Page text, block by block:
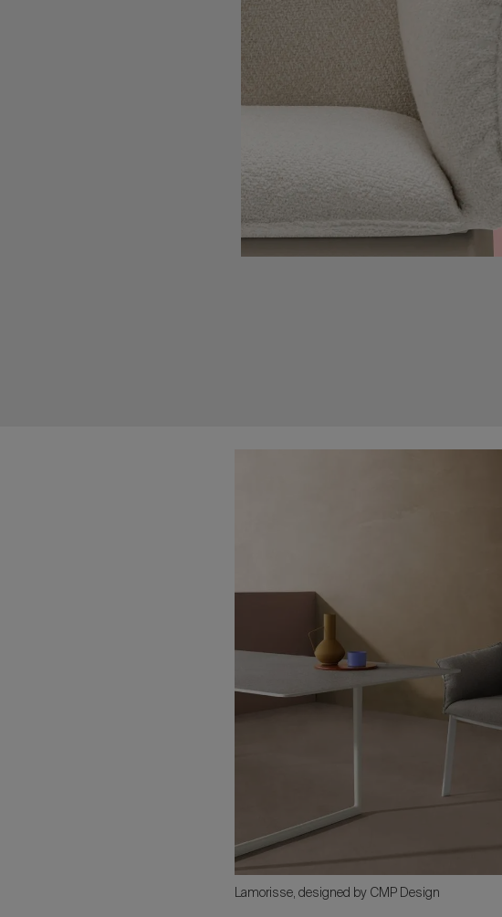
Lamorisse, designed by CMP Design